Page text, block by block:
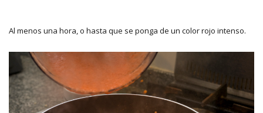
Al menos una hora, o hasta que se ponga de un color rojo intenso.